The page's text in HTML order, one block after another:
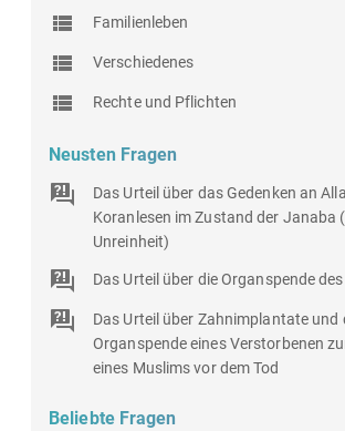
Familienleben
Verschiedenes
Rechte und Pflichten
Neusten Fragen
Das Urteil über das Gedenken an
Koranlesen im Zustand der Janaba
Unreinheit)
Das Urteil über die Organspende
Das Urteil über Zahnimplantate und
Organspende eines Verstorbenen
eines Muslims vor dem Tod
Beliebte Fragen